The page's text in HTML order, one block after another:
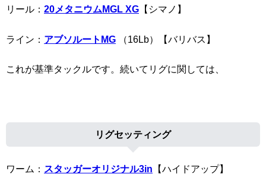
リール： 20メタニウムMGL XG 【シマノ】
ライン： アブソルートMG （16Lb）【バリバス】
これが基準タックルです。続いてリグに関しては、
リグセッティング
ワーム： スタッガーオリジナル3in 【ハイドアップ】